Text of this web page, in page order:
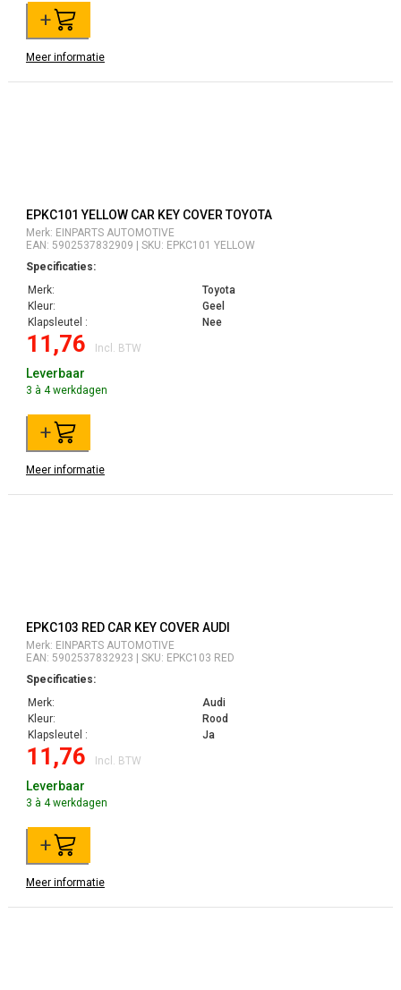
+
Meer informatie
EPKC101 YELLOW CAR KEY COVER TOYOTA
Merk: EINPARTS AUTOMOTIVE
EAN: 5902537832909 | SKU: EPKC101 YELLOW
Specificaties:
Merk:
Toyota
Kleur:
Geel
Klapsleutel :
Nee
11,76 Incl. BTW
Leverbaar
3 à 4 werkdagen
+
Meer informatie
EPKC103 RED CAR KEY COVER AUDI
Merk: EINPARTS AUTOMOTIVE
EAN: 5902537832923 | SKU: EPKC103 RED
Specificaties:
Merk:
Audi
Kleur:
Rood
Klapsleutel :
Ja
11,76 Incl. BTW
Leverbaar
3 à 4 werkdagen
+
Meer informatie